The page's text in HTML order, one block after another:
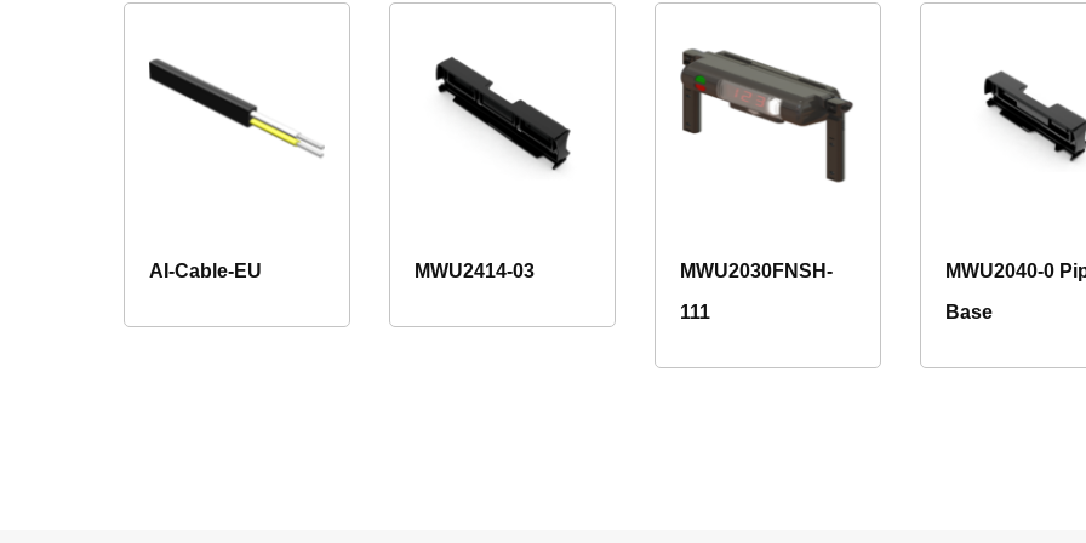
AI-Cable-EU MWU2414-03
MWU2030FNSH-
111
MWU2040-0
Base